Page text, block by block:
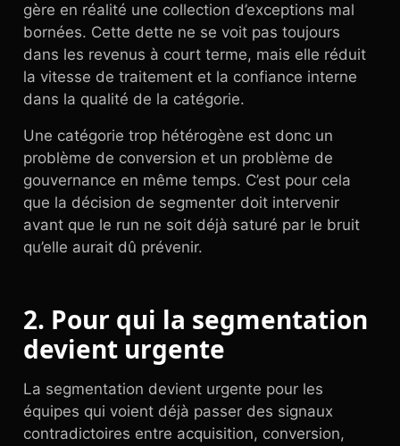
gère en réalité une collection d’exceptions mal
bornées. Cette dette ne se voit pas toujours
dans les revenus à court terme, mais elle réduit
la vitesse de traitement et la confiance interne
dans la qualité de la catégorie.
Une catégorie trop hétérogène est donc un
problème de conversion et un problème de
gouvernance en même temps. C’est pour cela
que la décision de segmenter doit intervenir
avant que le run ne soit déjà saturé par le bruit
qu’elle aurait dû prévenir.
2. Pour qui la segmentation
devient urgente
La segmentation devient urgente pour les
équipes qui voient déjà passer des signaux
contradictoires entre acquisition, conversion,